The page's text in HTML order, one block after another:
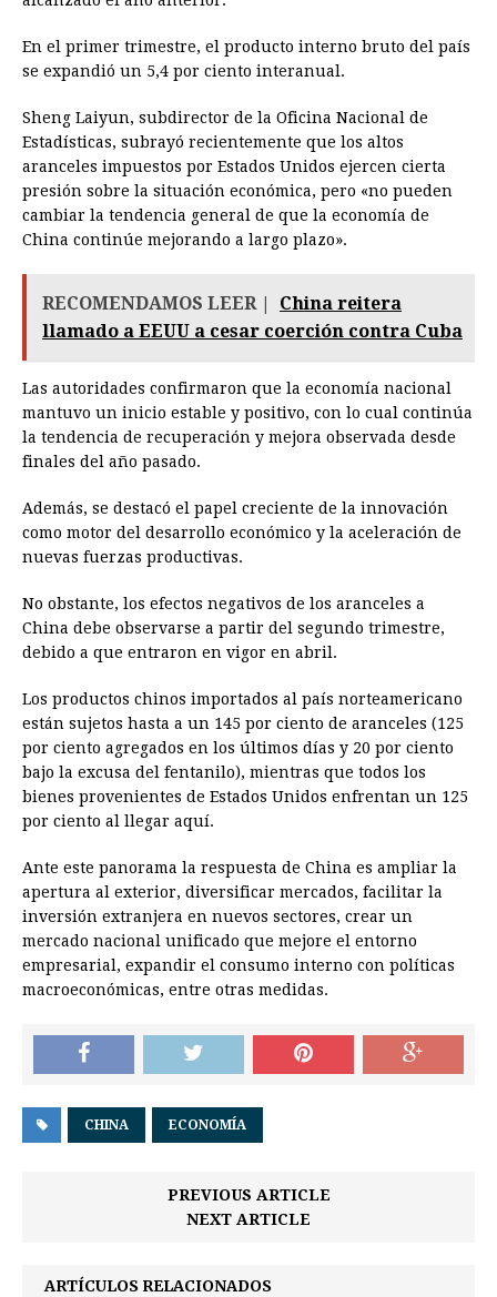
En el primer trimestre, el producto interno bruto del país
se expandió un 5,4 por ciento interanual.
Sheng Laiyun, subdirector de la Oficina Nacional de
Estadísticas, subrayó recientemente que los altos
aranceles impuestos por Estados Unidos ejercen cierta
presión sobre la situación económica, pero «no pueden
cambiar la tendencia general de que la economía de
China continúe mejorando a largo plazo».
RECOMENDAMOS LEER |
China reitera
llamado a EEUU a cesar coerción contra Cuba
Las autoridades confirmaron que la economía nacional
mantuvo un inicio estable y positivo, con lo cual continúa
la tendencia de recuperación y mejora observada desde
finales del año pasado.
Además, se destacó el papel creciente de la innovación
como motor del desarrollo económico y la aceleración de
nuevas fuerzas productivas.
No obstante, los efectos negativos de los aranceles a
China debe observarse a partir del segundo trimestre,
debido a que entraron en vigor en abril.
Los productos chinos importados al país norteamericano
están sujetos hasta a un 145 por ciento de aranceles (125
por ciento agregados en los últimos días y 20 por ciento
bajo la excusa del fentanilo), mientras que todos los
bienes provenientes de Estados Unidos enfrentan un 125
por ciento al llegar aquí.
Ante este panorama la respuesta de China es ampliar la
apertura al exterior, diversificar mercados, facilitar la
inversión extranjera en nuevos sectores, crear un
mercado nacional unificado que mejore el entorno
empresarial, expandir el consumo interno con políticas
macroeconómicas, entre otras medidas.
CHINA ECONOMÍA
PREVIOUS ARTICLE
NEXT ARTICLE
ARTÍCULOS RELACIONADOS